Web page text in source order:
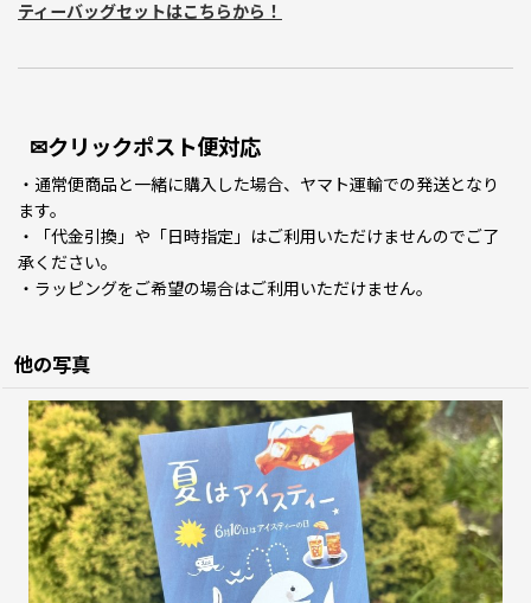
ティーバッグセットはこちらから！
✉クリックポスト便対応
・通常便商品と一緒に購入した場合、ヤマト運輸での発送となり
ます。
・「代金引換」や「日時指定」はご利用いただけませんのでご了
承ください。
・ラッピングをご希望の場合はご利用いただけません。
他の写真